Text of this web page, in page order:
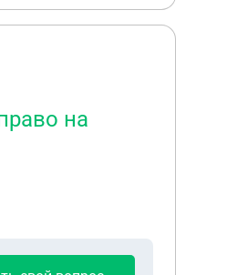
на